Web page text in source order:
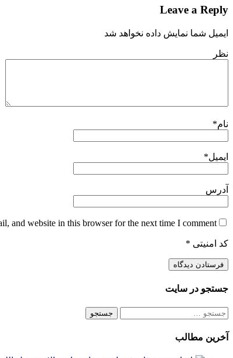
Leave a Reply
ایمیل شما نمایش داده نخواهد شد
نظر
نام*
ایمیل*
آدرس
and website in this browser for the next time I comment.
کد امنیتی *
جستجو در سایت
جستجو
آخرین مطالب